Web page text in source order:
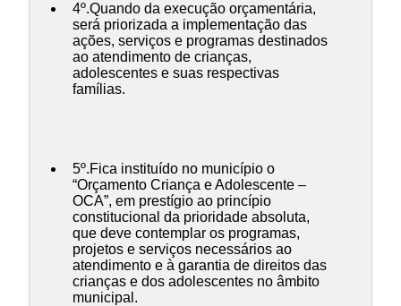
4º.Quando da execução orçamentária,
será priorizada a implementação das
ações, serviços e programas destinados
ao atendimento de crianças,
adolescentes e suas respectivas
famílias.
5º.Fica instituído no município o
“Orçamento Criança e Adolescente –
OCA”, em prestígio ao princípio
constitucional da prioridade absoluta,
que deve contemplar os programas,
projetos e serviços necessários ao
atendimento e à garantia de direitos das
crianças e dos adolescentes no âmbito
municipal.